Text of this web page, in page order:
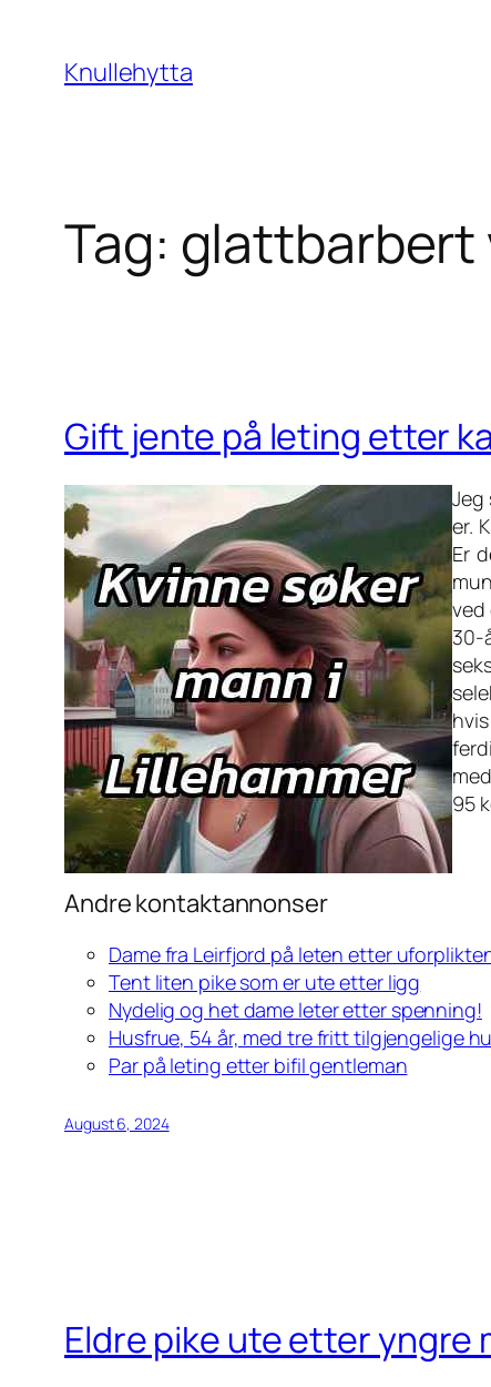
content
Knullehytta
Tag: glattbarbert
Gift jente på leting etter
Jeg
er.
Er
ved
30-
95
Andre kontaktannonser
Dame fra Leirfjord på leten etter
Tent liten pike som er ute etter ligg
Nydelig og het dame leter etter spenning!
Husfrue, 54 år, med tre fritt tilgjengelige
Par på leting etter bifil gentleman
August 6, 2024
Eldre pike ute etter yngre